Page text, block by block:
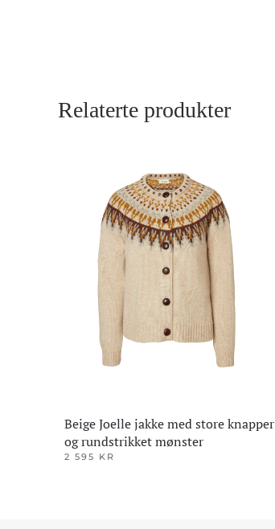
Relaterte produkter
Beige Joelle jakke med store knapper
og rundstrikket mønster
2 595 KR